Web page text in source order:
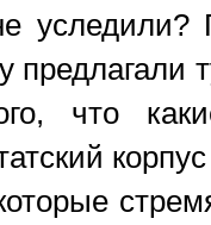
предлагали
что